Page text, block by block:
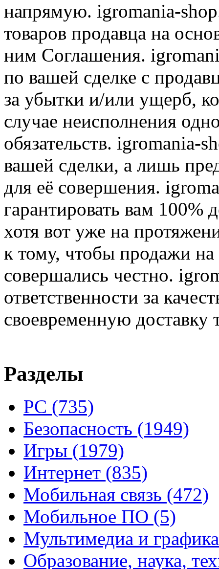
напрямую. igromania-
товаров продавца на
ним Соглашения.
по вашей сделке с
за убытки и/или ущерб,
случае неисполнения
обязательств. igromania-
вашей сделки, а лишь
для её совершения.
гарантировать вам 100%
хотя вот уже на
к тому, чтобы продажи
совершались честно.
ответственности за
своевременную доставку
Разделы
PC (735)
Безопасность (1949)
Игры (1979)
Интернет (835)
Мобильная связь (472)
Мобильное ПО (5)
Мультимедиа и
Образование, наука,